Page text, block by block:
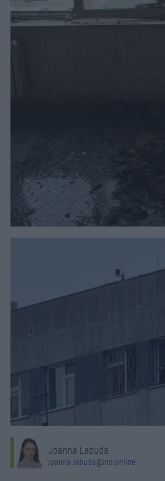
Joanna Labuda
joanna.labuda@ino.online